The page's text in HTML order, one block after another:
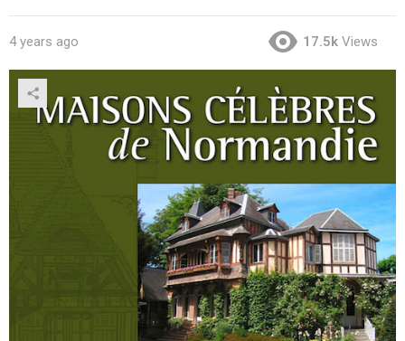
4 years ago 17.5k Views